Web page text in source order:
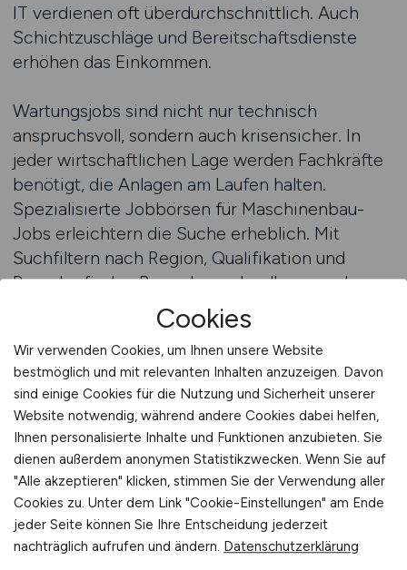
IT verdienen oft überdurchschnittlich. Auch
Schichtzuschläge und Bereitschaftsdienste
erhöhen das Einkommen.
Wartungsjobs sind nicht nur technisch
anspruchsvoll, sondern auch krisensicher. In
jeder wirtschaftlichen Lage werden Fachkräfte
benötigt, die Anlagen am Laufen halten.
Spezialisierte Jobbörsen für Maschinenbau-
Jobs erleichtern die Suche erheblich. Mit
Suchfiltern nach Region, Qualifikation und
Branche finden Bewerber schnell passende
Angebote – vom Servicetechniker bis zum
Instandhaltungsleiter. Wer sich für Wartung und
Instandhaltung entscheidet, wählt einen Beruf
mit Zukunft, Verantwortung und Stabilität.
Stellenanzeigen auf MASCHINENBAU.JOBS
finden
Mit MASCHINENBAU.JOBS stabil
Karriere machen
Cookies
Wir verwenden Cookies, um Ihnen unsere Website
bestmöglich und mit relevanten Inhalten anzuzeigen. Davon
sind einige Cookies für die Nutzung und Sicherheit unserer
Website notwendig, während andere Cookies dabei helfen,
Ihnen personalisierte Inhalte und Funktionen anzubieten. Sie
dienen außerdem anonymen Statistikzwecken. Wenn Sie auf
"Alle akzeptieren" klicken, stimmen Sie der Verwendung aller
Cookies zu. Unter dem Link "Cookie-Einstellungen" am Ende
jeder Seite können Sie Ihre Entscheidung jederzeit
nachträglich aufrufen und ändern. Datenschutzerklärung